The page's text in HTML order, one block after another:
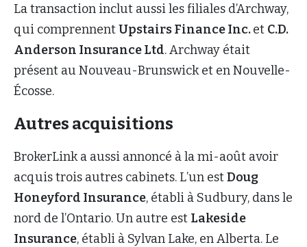
La transaction inclut aussi les filiales d’Archway,
qui comprennentUpstairs Finance Inc.et C.D.
Anderson Insurance Ltd. Archway était
présent au Nouveau-Brunswick et en Nouvelle-
Écosse.
Autres acquisitions
BrokerLink a aussi annoncé à la mi-août avoir
acquis trois autres cabinets. L’un estDoug
Honeyford Insurance, établi à Sudbury, dans le
nord de l’Ontario. Un autre est Lakeside
Insurance, établi à Sylvan Lake, en Alberta. Le